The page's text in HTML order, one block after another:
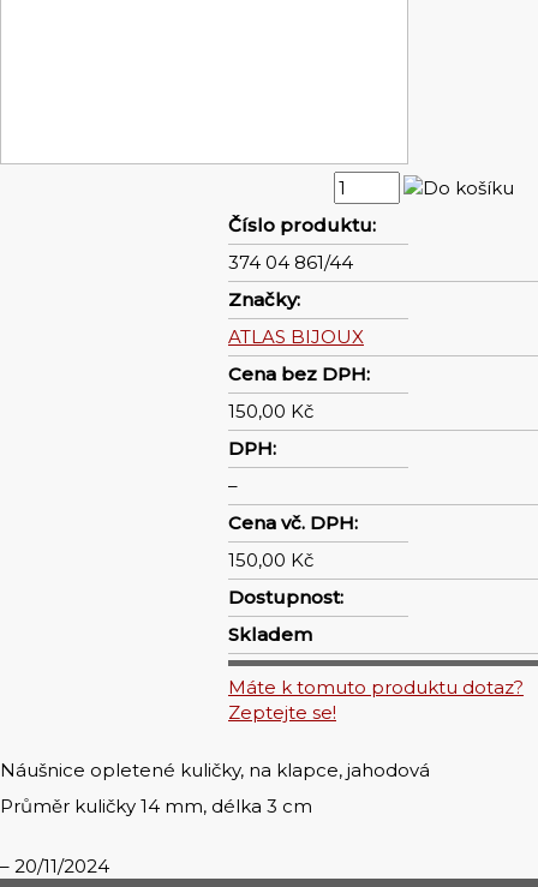
Číslo produktu:
374 04 861/44
Značky:
ATLAS BIJOUX
Cena bez DPH:
150,00 Kč
DPH:
–
Cena vč. DPH:
150,00 Kč
Dostupnost:
Skladem
Máte k tomuto produktu dotaz?
Zeptejte se!
Náušnice opletené kuličky, na klapce, jahodová
Průměr kuličky 14 mm, délka 3 cm
20/11/2024